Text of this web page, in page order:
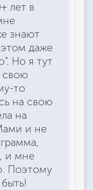
лет в
знают
даже
Но я тут
свою
то
на свою
на
и не
и мне
Поэтому